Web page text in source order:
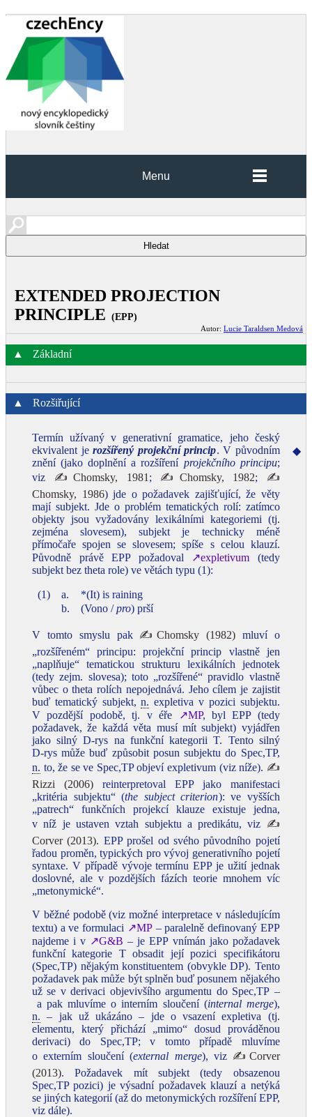
Menu
EXTENDED PROJECTION
PRINCIPLE (EPP)
Autor: Lucie Taraldsen Medová
▲ Základní
▲ Rozšiřující
Termín užívaný v generativní gramatice, jeho český
ekvivalent jerozšířený projekční princip. V původním
znění (jako doplnění a rozšíření projekčního principu;
viz ✍Chomsky, 1981 ; ✍Chomsky, 1982; ✍
Chomsky, 1986) jde o požadavek zajišťující, že věty
mají subjekt. Jde o problém tematických rolí: zatímco
objekty jsou vyžadovány lexikálními kategoriemi (tj.
zejména slovesem), subjekt je technicky méně
přímočaře spojen se slovesem; spíše s celou klauzí.
Původně právě EPP požadoval
↗expletivum (tedy
subjekt bez theta role) ve větách typu (1):
(1) a.
*(It) is raining
b.
(Vono /pro) prší
V tomto smyslu pak ✍Chomsky (1982) mluví o
„rozšířeném“ principu: projekční princip vlastně jen
„naplňuje“ tematickou strukturu lexikálních jednotek
(tedy zejm. slovesa); toto „rozšířené“ pravidlo vlastně
vůbec o theta rolích nepojednává. Jeho cílem je zajistit
buď tematický subjekt,n. expletiva v pozici subjektu.
V pozdější podobě, tj. v éře
↗MP, byl EPP (tedy
požadavek, že každá věta musí mít subjekt) vyjádřen
jako silný D‑rys na funkční kategorii T. Tento silný
D‑rys může buď způsobit posun subjektu do Spec,TP,
n. to, že se ve Spec,TP objeví expletivum (viz níže). ✍
Rizzi (2006)reinterpretoval EPP jako manifestaci
„kritéria subjektu“ (the subject criterion): ve vyšších
„patrech“ funkčních projekcí klauze existuje jedna,
v níž je ustaven vztah subjektu a predikátu, viz ✍
Corver (2013). EPP prošel od svého původního pojetí
řadou proměn, typických pro vývoj generativního pojetí
syntaxe. V případě vývoje termínu EPP je užití jednak
doslovné, ale v pozdějších fázích teorie mnohem víc
„metonymické“.
V běžné podobě (viz možné interpretace v následujícím
textu) a ve formulaci ↗MP– paralelně definovaný EPP
najdeme i v ↗G&B – je EPP vnímán jako požadavek
funkční kategorie T obsadit její pozici specifikátoru
(Spec,TP) nějakým konstituentem (obvykle DP). Tento
požadavek pak může být splněn buď posunem nějakého
už se v derivaci objevivšího argumentu do Spec,TP –
a pak mluvíme o interním sloučení (internal merge),
n. – jak už ukázáno – jde o vsazení expletiva (tj.
elementu, který přichází „mimo“ dosud prováděnou
derivaci) do Spec,TP; v tomto případě mluvíme
o externím sloučení (external merge), viz ✍Corver
(2013). Požadavek mít subjekt (tedy obsazenou
Spec,TP pozici) je výsadní požadavek klauzí a netýká
se jiných kategorií (až do metonymických rozšíření EPP,
viz dále).
◆